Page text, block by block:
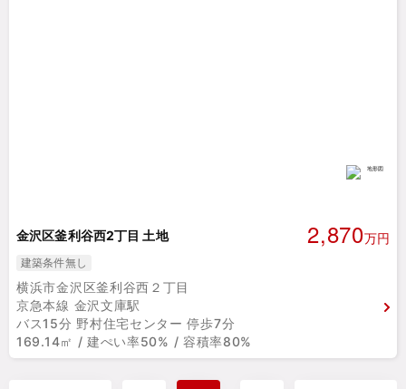
金沢区釜利谷西2丁目 土地 2,870万円
建築条件無し
横浜市金沢区釜利谷西２丁目
京急本線 金沢文庫駅
バス15分 野村住宅センター 停歩7分
169.14㎡ / 建ぺい率50% / 容積率80%